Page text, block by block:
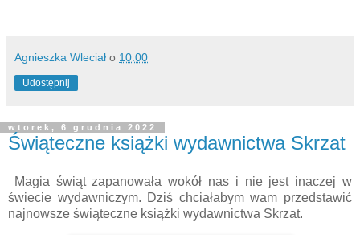
Agnieszka Wleciał o 10:00
Udostępnij
wtorek, 6 grudnia 2022
Świąteczne książki wydawnictwa Skrzat
Magia świąt zapanowała wokół nas i nie jest inaczej w
świecie wydawniczym. Dziś chciałabym wam przedstawić
najnowsze świąteczne książki wydawnictwa Skrzat.